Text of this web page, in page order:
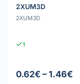
2XUM3D
2XUM3D
1
0.62€ – 1.46€